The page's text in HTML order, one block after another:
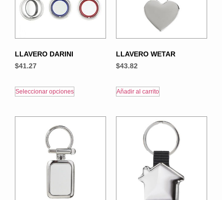
LLAVERO DARINI
$41.27
Seleccionar opciones
LLAVERO WETAR
$43.82
Añadir al carrito